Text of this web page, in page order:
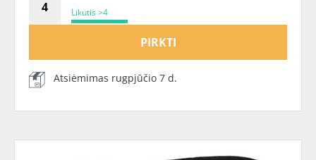
Likutis >4
PIRKTI
Atsiėmimas rugpjūčio 7 d.